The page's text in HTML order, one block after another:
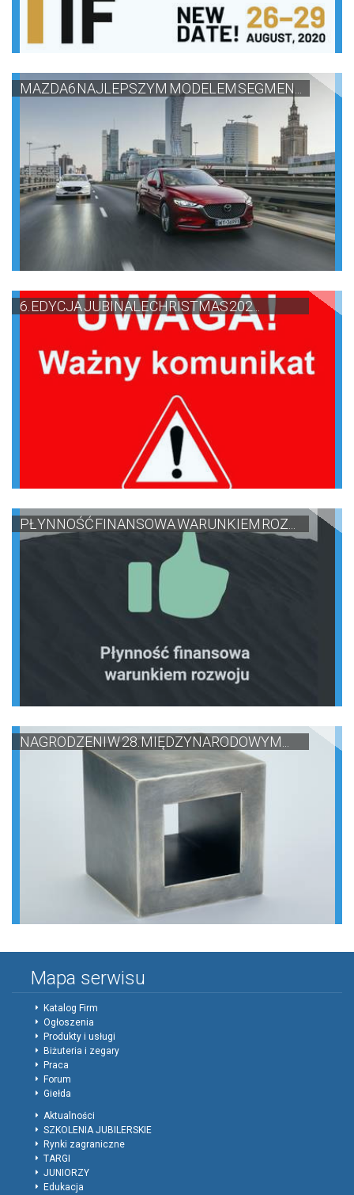
MAZDA6 NAJLEPSZYM MODELEM SEGMEN...
6. EDYCJA JUBINALE CHRISTMAS 202...
PŁYNNOŚĆ FINANSOWA WARUNKIEM ROZ...
NAGRODZENI W 28. MIĘDZYNARODOWYM...
Mapa serwisu
Katalog Firm
Ogłoszenia
Produkty i usługi
Biżuteria i zegary
Praca
Forum
Giełda
Aktualności
SZKOLENIA JUBILERSKIE
Rynki zagraniczne
TARGI
JUNIORZY
Edukacja